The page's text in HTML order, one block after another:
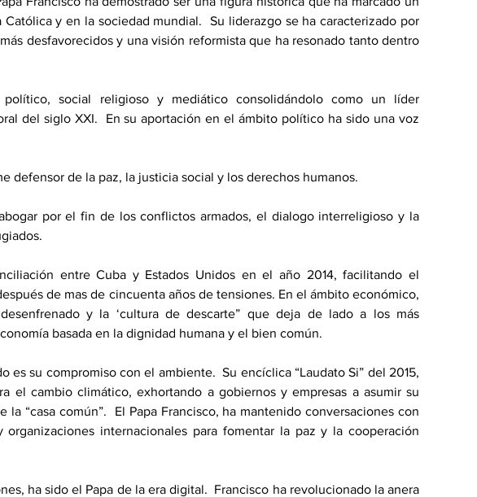
y en la sociedad mundial.  Su liderazgo se ha caracterizado por
desfavorecidos y una visión reformista que ha resonado tanto dentro
social religioso y mediático consolidándolo como un líder
del siglo XXI.  En su aportación en el ámbito político ha sido una voz
defensor de la paz, la justicia social y los derechos humanos.
por el fin de los conflictos armados, el dialogo interreligioso y la
entre Cuba y Estados Unidos en el año 2014, facilitando el
de mas de cincuenta años de tensiones. En el ámbito económico,
y la ‘cultura de descarte” que deja de lado a los más
basada en la dignidad humana y el bien común.
es su compromiso con el ambiente.  Su encíclica “Laudato Si” del 2015,
el cambio climático, exhortando a gobiernos y empresas a asumir su
la “casa común”.  El Papa Francisco, ha mantenido conversaciones con
organizaciones internacionales para fomentar la paz y la cooperación
ha sido el Papa de la era digital.  Francisco ha revolucionado la anera